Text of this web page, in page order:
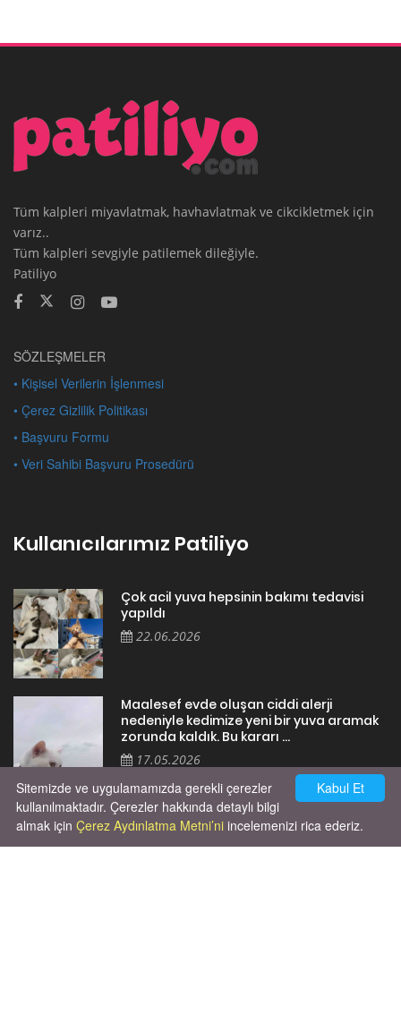
Tüm kalpleri miyavlatmak, havhavlatmak ve cikcikletmek için
varız..
Tüm kalpleri sevgiyle patilemek dileğiyle.
Patiliyo
SÖZLEŞMELER
• Kişisel Verilerin İşlenmesi
• Çerez Gizlilik Politikası
• Başvuru Formu
• Veri Sahibi Başvuru Prosedürü
Kullanıcılarımız Patiliyo
Çok acil yuva hepsinin bakımı tedavisi
yapıldı
22.06.2026
Maalesef evde oluşan ciddi alerji
nedeniyle kedimize yeni bir yuva aramak
zorunda kaldık. Bu kararı ...
17.05.2026
Kabul Et
Sitemizde ve uygulamamızda gerekli çerezler
kullanılmaktadır. Çerezler hakkında detaylı bilgi
almak için Çerez Aydınlatma Metni’ni incelemenizi rica ederiz.